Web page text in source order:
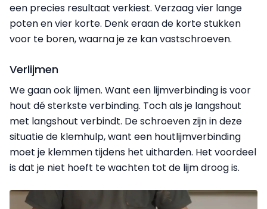
een precies resultaat verkiest. Verzaag vier lange
poten en vier korte. Denk eraan de korte stukken
voor te boren, waarna je ze kan vastschroeven.
Verlijmen
We gaan ook lijmen. Want een lijmverbinding is voor
hout dé sterkste verbinding. Toch als je langshout
met langshout verbindt. De schroeven zijn in deze
situatie de klemhulp, want een houtlijmverbinding
moet je klemmen tijdens het uitharden. Het voordeel
is dat je niet hoeft te wachten tot de lijm droog is.